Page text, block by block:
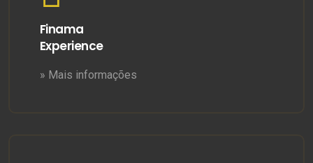
Finama
Experience
» Mais informações